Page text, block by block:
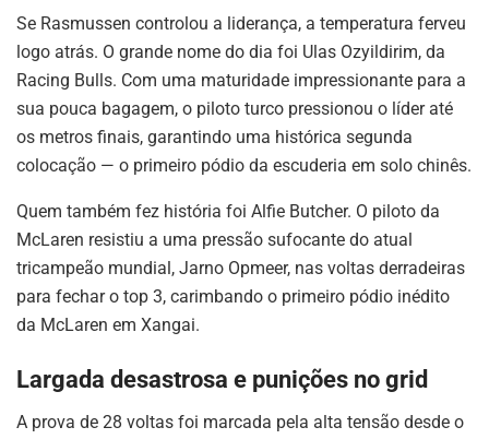
Se Rasmussen controlou a liderança, a temperatura ferveu
logo atrás. O grande nome do dia foi Ulas Ozyildirim, da
Racing Bulls. Com uma maturidade impressionante para a
sua pouca bagagem, o piloto turco pressionou o líder até
os metros finais, garantindo uma histórica segunda
colocação — o primeiro pódio da escuderia em solo chinês.
Quem também fez história foi Alfie Butcher. O piloto da
McLaren resistiu a uma pressão sufocante do atual
tricampeão mundial, Jarno Opmeer, nas voltas derradeiras
para fechar o top 3, carimbando o primeiro pódio inédito
da McLaren em Xangai.
Largada desastrosa e punições no grid
A prova de 28 voltas foi marcada pela alta tensão desde o